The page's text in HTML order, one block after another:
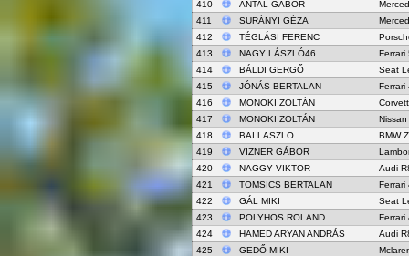
410
ANTAL GÁBOR
411
SURÁNYI GÉZA
412
TÉGLÁSI FERENC
413
NAGY LÁSZLÓ46
Ferrari
414
BÁLDI GERGŐ
Seat
415
JÓNÁS BERTALAN
Ferrari
416
MONOKI ZOLTÁN
417
MONOKI ZOLTÁN
Nissan
418
BAI LASZLO
BMW
419
VIZNER GÁBOR
420
NAGGY VIKTOR
Audi
421
TOMSICS BERTALAN
Ferrari
422
GÁL MIKI
Seat
423
POLYHOS ROLAND
Ferrari
424
HAMED ARYAN ANDRÁS
Audi
425
GEDŐ MIKI